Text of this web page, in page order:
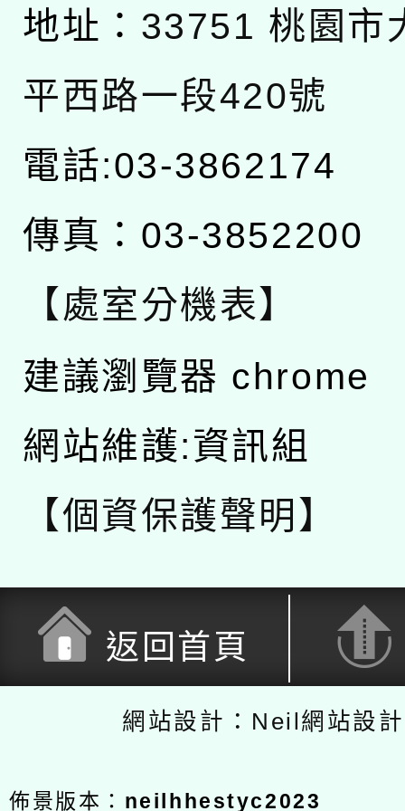
地址： 33751 桃園市
平西路一段420號
電話:03-3862174
傳真：03-3852200
【處室分機表】
建議瀏覽器 chrome
網站維護:資訊組
【個資保護聲明】
返回首頁
網站設計：Neil網站設
佈景版本： neilhhestyc2023